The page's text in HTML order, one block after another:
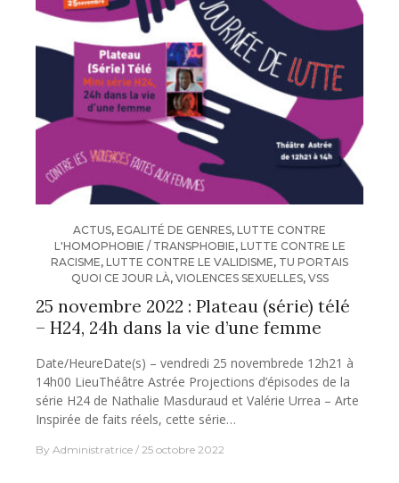
ACTUS, EGALITÉ DE GENRES, LUTTE CONTRE
L'HOMOPHOBIE / TRANSPHOBIE, LUTTE CONTRE LE
RACISME, LUTTE CONTRE LE VALIDISME, TU PORTAIS
QUOI CE JOUR LÀ, VIOLENCES SEXUELLES, VSS
25 novembre 2022 : Plateau (série) télé
– H24, 24h dans la vie d’une femme
Date/HeureDate(s) – vendredi 25 novembrede 12h21 à
14h00 LieuThéâtre Astrée Projections d’épisodes de la
série H24 de Nathalie Masduraud et Valérie Urrea – Arte
Inspirée de faits réels, cette série…
By Administratrice 25 octobre 2022